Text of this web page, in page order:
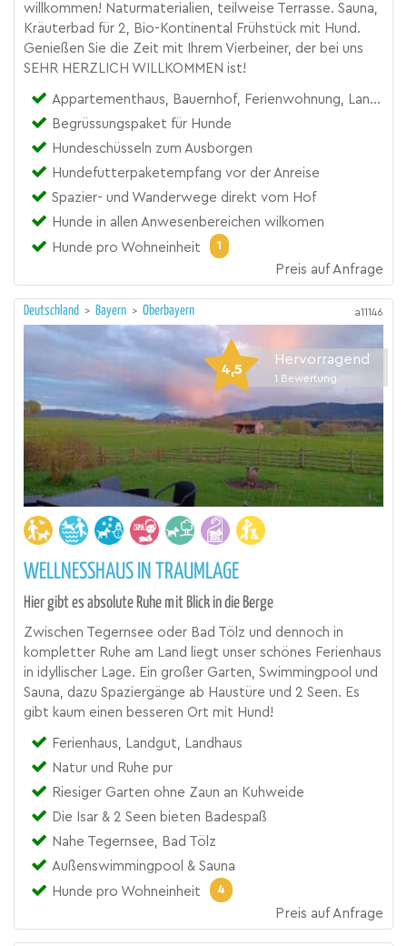
willkommen! Naturmaterialien, teilweise Terrasse. Sauna,
Kräuterbad für 2, Bio-Kontinental Frühstück mit Hund.
Genießen Sie die Zeit mit Ihrem Vierbeiner, der bei uns
SEHR HERZLICH WILLKOMMEN ist!
Appartementhaus, Bauernhof, Ferienwohnung, Landgut
Begrüssungspaket für Hunde
Hundeschüsseln zum Ausborgen
Hundefutterpaketempfang vor der Anreise
Spazier- und Wanderwege direkt vom Hof
Hunde in allen Anwesenbereichen wilkomen
Hunde pro Wohneinheit
1
Preis auf Anfrage
Deutschland > Bayern > Oberbayern a11146
4,5
Hervorragend
1 Bewertung
WELLNESSHAUS IN TRAUMLAGE
Hier gibt es absolute Ruhe mit Blick in die Berge
Zwischen Tegernsee oder Bad Tölz und dennoch in
kompletter Ruhe am Land liegt unser schönes Ferienhaus
in idyllischer Lage. Ein großer Garten, Swimmingpool und
Sauna, dazu Spaziergänge ab Haustüre und 2 Seen. Es
gibt kaum einen besseren Ort mit Hund!
Ferienhaus, Landgut, Landhaus
Natur und Ruhe pur
Riesiger Garten ohne Zaun an Kuhweide
Die Isar & 2 Seen bieten Badespaß
Nahe Tegernsee, Bad Tölz
Außenswimmingpool & Sauna
Hunde pro Wohneinheit
4
Preis auf Anfrage